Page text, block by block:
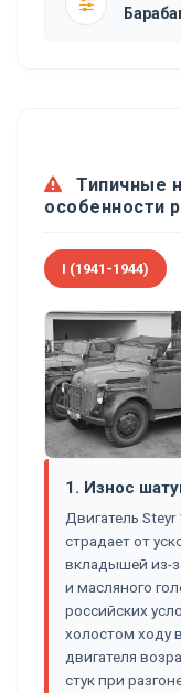
Типичные
особенности
I (1941-1944)
1. Износ
Двигатель
страдает от
вкладышей из-
и масляного
российских
холостом ходу
двигателя
стук при